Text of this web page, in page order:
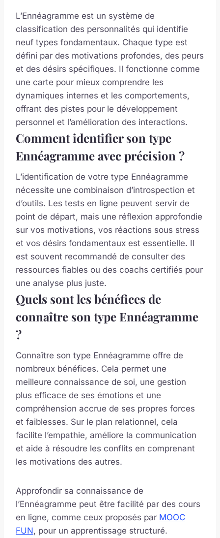
L’Ennéagramme est un système de
classification des personnalités qui identifie
neuf types fondamentaux. Chaque type est
défini par des motivations profondes, des peurs
et des désirs spécifiques. Il fonctionne comme
une carte pour mieux comprendre les
dynamiques internes et les comportements,
offrant des pistes pour le développement
personnel et l’amélioration des interactions.
Comment identifier son type
Ennéagramme avec précision ?
L’identification de votre type Ennéagramme
nécessite une combinaison d’introspection et
d’outils. Les tests en ligne peuvent servir de
point de départ, mais une réflexion approfondie
sur vos motivations, vos réactions sous stress
et vos désirs fondamentaux est essentielle. Il
est souvent recommandé de consulter des
ressources fiables ou des coachs certifiés pour
une analyse plus juste.
Quels sont les bénéfices de
connaître son type Ennéagramme
?
Connaître son type Ennéagramme offre de
nombreux bénéfices. Cela permet une
meilleure connaissance de soi, une gestion
plus efficace de ses émotions et une
compréhension accrue de ses propres forces
et faiblesses. Sur le plan relationnel, cela
facilite l’empathie, améliore la communication
et aide à résoudre les conflits en comprenant
les motivations des autres.
Approfondir sa connaissance de
l’Ennéagramme peut être facilité par des cours
en ligne, comme ceux proposés par MOOC
FUN, pour un apprentissage structuré.